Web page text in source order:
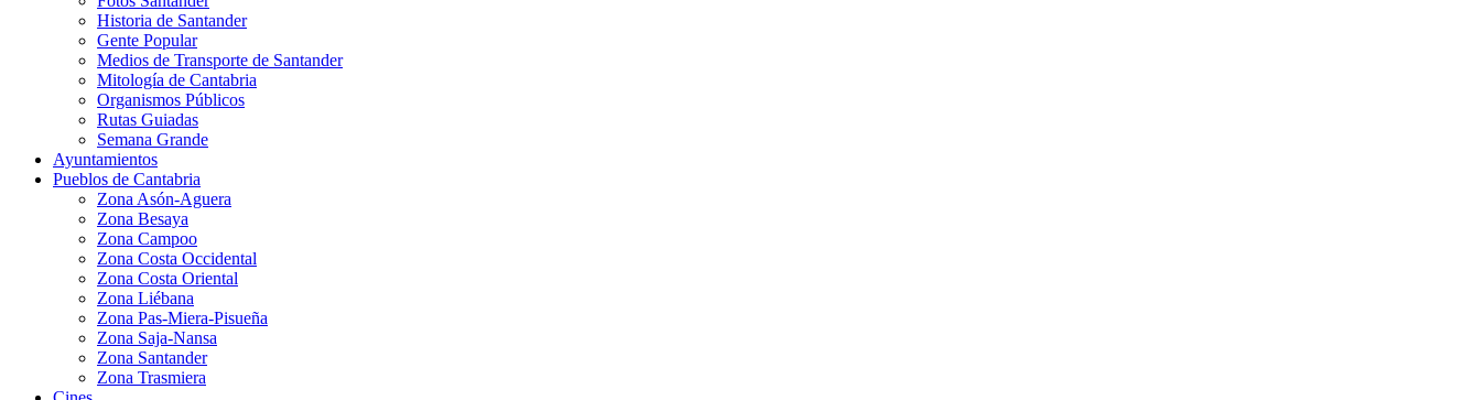
Historia de Santander
Gente Popular
Medios de Transporte de Santander
Mitología de Cantabria
Organismos Públicos
Rutas Guiadas
Semana Grande
Ayuntamientos
Pueblos de Cantabria
Zona Asón-Aguera
Zona Besaya
Zona Campoo
Zona Costa Occidental
Zona Costa Oriental
Zona Liébana
Zona Pas-Miera-Pisueña
Zona Saja-Nansa
Zona Santander
Zona Trasmiera